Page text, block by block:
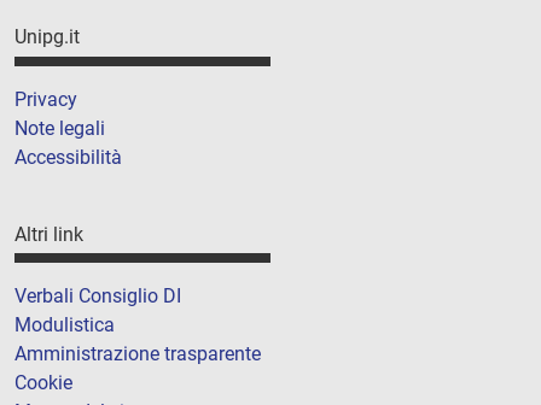
Unipg.it
Privacy
Note legali
Accessibilità
Altri link
Verbali Consiglio DI
Modulistica
Amministrazione trasparente
Cookie